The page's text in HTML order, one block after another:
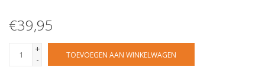
€39,95
+
-
TOEVOEGEN AAN WINKELWAGEN